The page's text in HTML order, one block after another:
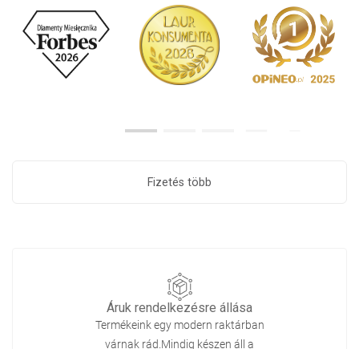
Fizetés több
Áruk rendelkezésre állása
Termékeink egy modern raktárban
várnak rád.Mindig készen áll a